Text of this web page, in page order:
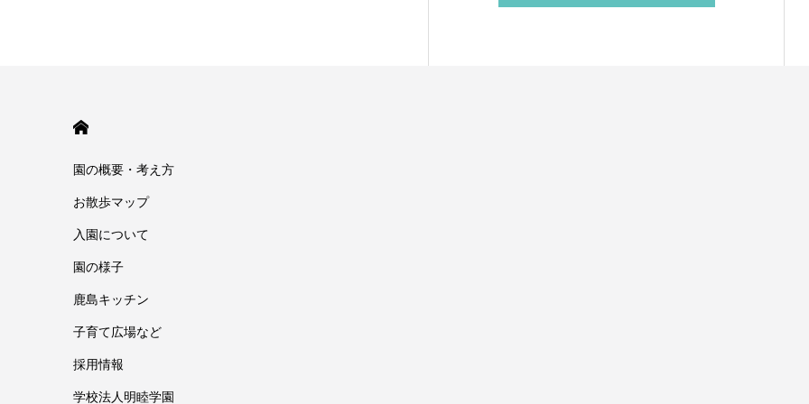
園の概要・考え方
お散歩マップ
入園について
園の様子
鹿島キッチン
子育て広場など
採用情報
学校法人明睦学園